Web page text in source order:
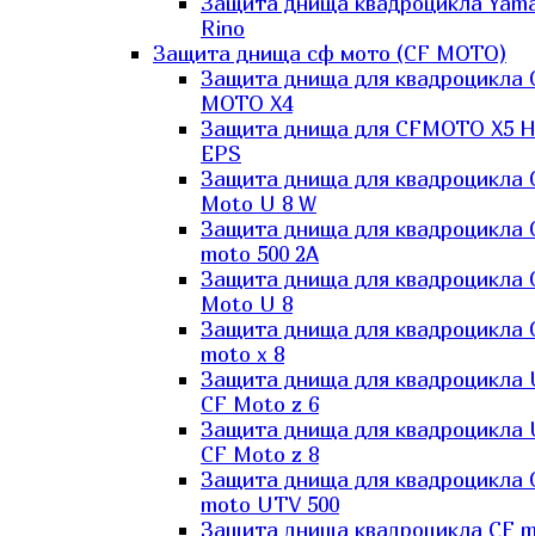
Rino
Защита днища сф мото (CF MOTO)
Защита днища для квадроцикла
MOTO X4
Защита днища для CFMOTO X5
EPS
Защита днища для квадроцикла
Moto U 8 W
Защита днища для квадроцикла
moto 500 2A
Защита днища для квадроцикла
Moto U 8
Защита днища для квадроцикла
moto x 8
Защита днища для квадроцикла
CF Moto z 6
Защита днища для квадроцикла
CF Moto z 8
Защита днища для квадроцикла
moto UTV 500
Защита днища квадроцикла СF